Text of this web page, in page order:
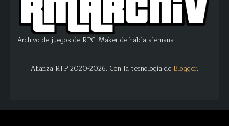
Archivo de juegos de RPG Maker de habla alemana
Alianza RTP 2020-2026. Con la tecnología de Blogger.